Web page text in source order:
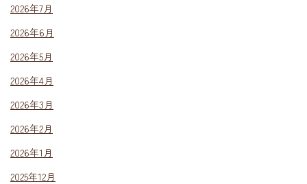
2026年7月
2026年6月
2026年5月
2026年4月
2026年3月
2026年2月
2026年1月
2025年12月